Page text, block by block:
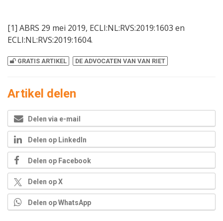
[1] ABRS 29 mei 2019, ECLI:NL:RVS:2019:1603 en
ECLI:NL:RVS:2019:1604.
GRATIS ARTIKEL DE ADVOCATEN VAN VAN RIET
Artikel delen
Delen via e-mail
Delen op LinkedIn
Delen op Facebook
Delen op X
Delen op WhatsApp